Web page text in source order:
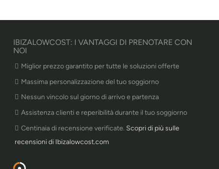
IBIZALOWCOST: I VANTAGGI DI PRENOTARE CON
NOI
Miglior prezzo garantito per tutte le soluzioni offerte
Massima personalizzazione del tuo soggiorno
Nessun vincolo sul giorno di arrivo e partenza
Assistenza clienti e reperibilità durante il tuo soggiorno
Centinaia di recensione verificate. Scopri di più sulle
recensioni di Ibizalowcost.com